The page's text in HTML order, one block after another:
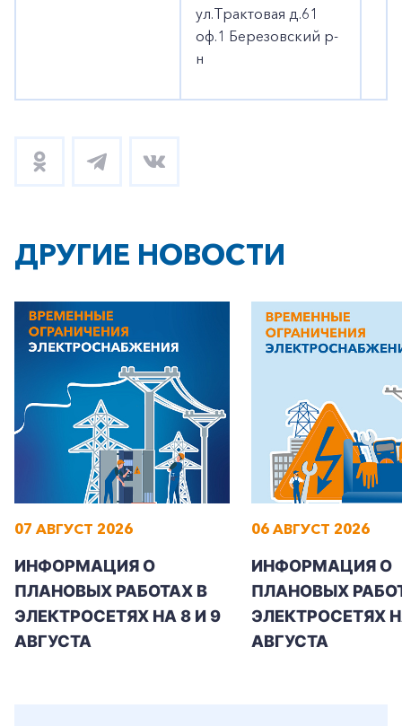
ул.Трактовая д.61
оф.1 Березовский р-
н
ДРУГИЕ НОВОСТИ
07 АВГУСТ 2026
ИНФОРМАЦИЯ О
ПЛАНОВЫХ РАБОТАХ В
ЭЛЕКТРОСЕТЯХ НА 8 И 9
АВГУСТА
06 АВГУСТ 2026
ИНФОРМАЦИЯ О
ПЛАНОВЫХ
ЭЛЕКТРОСЕТЯХ
АВГУСТА